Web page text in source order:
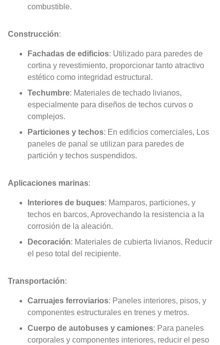
combustible.
Construcción:
Fachadas de edificios: Utilizado para paredes de
cortina y revestimiento, proporcionar tanto atractivo
estético como integridad estructural.
Techumbre: Materiales de techado livianos,
especialmente para diseños de techos curvos o
complejos.
Particiones y techos: En edificios comerciales, Los
paneles de panal se utilizan para paredes de
partición y techos suspendidos.
Aplicaciones marinas:
Interiores de buques: Mamparos, particiones, y
techos en barcos, Aprovechando la resistencia a la
corrosión de la aleación.
Decoración: Materiales de cubierta livianos, Reducir
el peso total del recipiente.
Transportación:
Carruajes ferroviarios: Paneles interiores, pisos, y
componentes estructurales en trenes y metros.
Cuerpo de autobuses y camiones: Para paneles
corporales y componentes interiores, reducir el peso